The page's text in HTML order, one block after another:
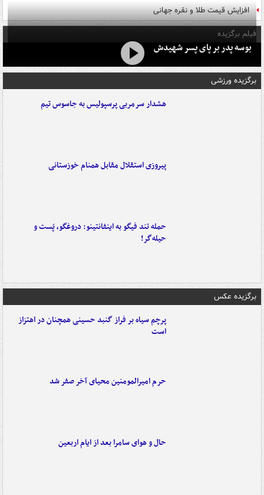
افزایش قیمت طلا و نقره جهانی
فیلم برگزیده
بوسه‌ پدر بر پای پسر شهیدش
برگزیده ورزشی
هشدار سرمربی پرسپولیس به جاسوس تیم
پیروزی استقلال مقابل همنام خوزستانی
حمله تند فیگو به اینفانتینو: دروغگو، پَست‌ و
حیله‌گر!
برگزیده عکس
پرچم سیاه بر فراز گنبد حسینی همچنان در اهتزاز
است
حرم امیرالمومنین محیای آخر صفر شد
حال و هوای سامرا بعد از ایام اربعین